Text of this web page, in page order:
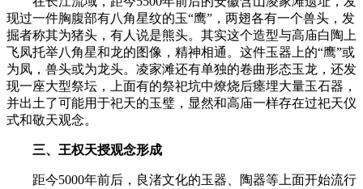
现过一件胸腹部有八角星纹的玉“鹰”，两翅各有一个兽头，发
掘者称其为猪头，有人说是熊头。其实这个造型与高庙白陶上
飞凤托举八角星和龙的图像，精神相通。这件玉器上的“鹰”或
为凤，兽头或为龙头。凌家滩还有单独的卷曲形态玉龙，还发
现一座大型祭坛，上面有的祭祀坑中燎烧后瘗埋大量玉石器，
并出土了可能用于祀天的玉璧，显然和高庙一样存在过祀天仪
式和敬天观念。
三、王权天授观念形成
距今5000年前后，良渚文化的玉器、陶器等上面开始流行